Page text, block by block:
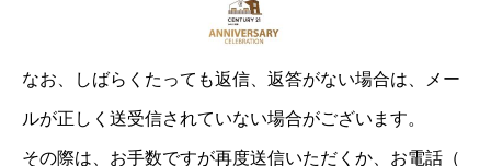
なお、しばらくたっても返信、返答がない場合は、メー
ルが正しく送受信されていない場合がございます。
その際は、お手数ですが再度送信いただくか、お電話（